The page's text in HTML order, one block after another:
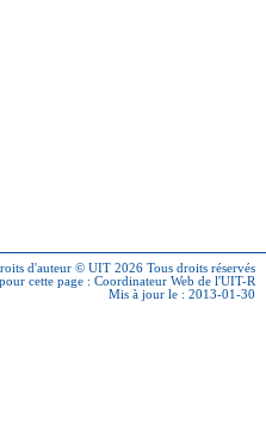
d'auteur © UIT 2026 Tous droits réservés
cette page : Coordinateur Web de l'UIT-R
Mis à jour le : 2013-01-30